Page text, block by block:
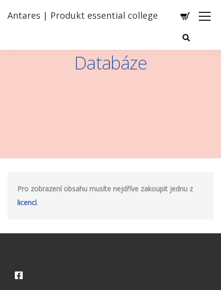
Antares | Produkt essential college
Databáze
Pro zobrazení obsahu musíte nejdříve zakoupit jednu z
licencí.